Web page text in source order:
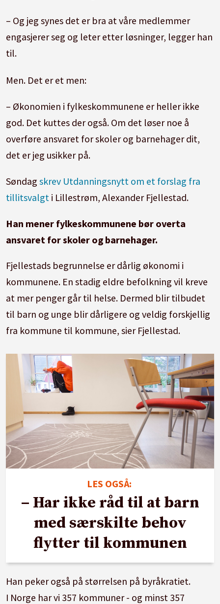
– Og jeg synes det er bra at våre medlemmer
engasjerer seg og leter etter løsninger, legger han
til.
Men. Det er et men:
– Økonomien i fylkeskommunene er heller ikke
god. Det kuttes der også. Om det løser noe å
overføre ansvaret for skoler og barnehager dit,
det er jeg usikker på.
Søndagskrev Utdanningsnytt om et forslag fra
tillitsvalgt i Lillestrøm, Alexander Fjellestad.
Han mener fylkeskommunene bør overta
ansvaret for skoler og barnehager.
Fjellestads begrunnelse er dårlig økonomi i
kommunene. En stadig eldre befolkning vil kreve
at mer penger går til helse. Dermed blir tilbudet
til barn og unge blir dårligere og veldig forskjellig
fra kommune til kommune, sier Fjellestad.
LES OGSÅ:
– Har ikke råd til at barn
med særskilte behov
flytter til kommunen
Han peker også på størrelsen på byråkratiet.
I Norge har vi 357 kommuner - og minst 357